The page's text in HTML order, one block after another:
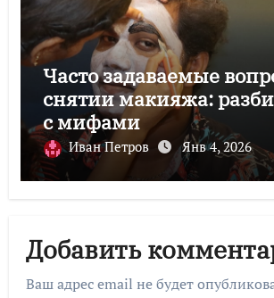
Часто задаваемые
снятии макияжа:
с мифами
Иван Петров Янв 4, 2026
Добавить
Ваш адрес email не будет